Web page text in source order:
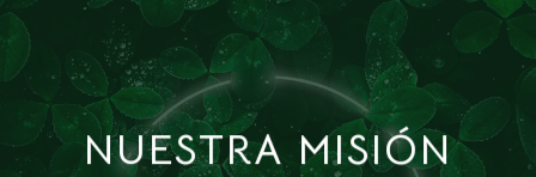
NUESTRA MISIÓN